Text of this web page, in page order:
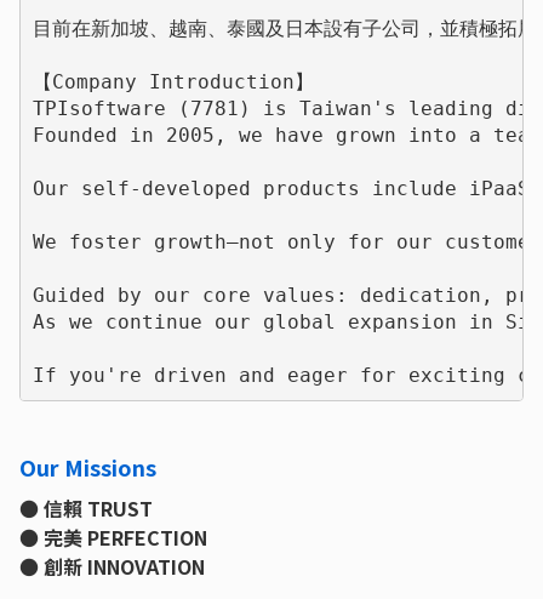
目前在新加坡、越南、泰國及日本設有子公司，並積極拓
【Company Introduction】
TPIsoftware (7781) is Taiwan's leading
Founded in 2005, we have grown into a
Our self-developed products include
We foster growth—not only for our
Guided by our core values: dedication,
As we continue our global expansion in
If you're driven and eager for exciting
Our Missions
● 信賴 TRUST
● 完美 PERFECTION
● 創新 INNOVATION